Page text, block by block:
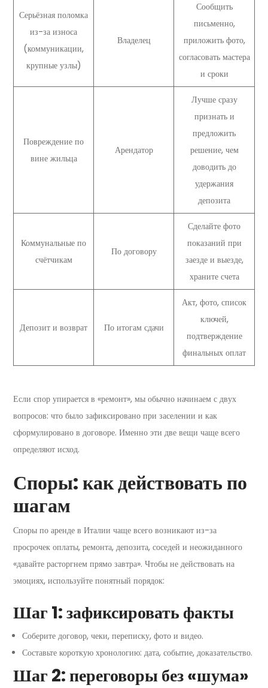
Серьёзная поломка
из-за износа
(коммуникации,
крупные узлы)
Владелец
Сообщить
письменно,
приложить фото,
согласовать мастера
и сроки
Повреждение по
вине жильца
Арендатор
Лучше сразу
признать и
предложить
решение, чем
доводить до
удержания
депозита
Коммунальные по
счётчикам
По договору
Сделайте фото
показаний при
заезде и выезде,
храните счета
Депозит и возврат По итогам сдачи
Акт, фото, список
ключей,
подтверждение
финальных оплат
Если спор упирается в «ремонт», мы обычно начинаем с двух
вопросов: что было зафиксировано при заселении и как
сформулировано в договоре. Именно эти две вещи чаще всего
определяют исход.
Споры: как действовать по
шагам
Споры по аренде в Италии чаще всего возникают из-за
просрочек оплаты, ремонта, депозита, соседей и неожиданного
«давайте расторгнем прямо завтра». Чтобы не действовать на
эмоциях, используйте понятный порядок:
Шаг 1: зафиксировать факты
Соберите договор, чеки, переписку, фото и видео.
Составьте короткую хронологию: дата, событие, доказательство.
Шаг 2: переговоры без «шума»